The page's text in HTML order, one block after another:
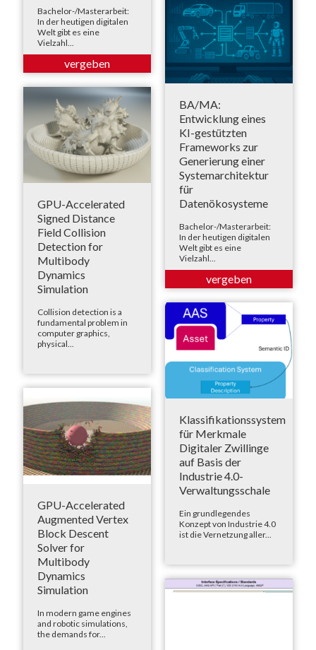
Bachelor-/Masterarbeit:
In der heutigen digitalen
Welt gibt es eine
Vielzahl...
BA/MA:
Entwicklung eines
KI-gestützten
Frameworks zur
Generierung einer
Systemarchitektur
für
Datenökosysteme
Bachelor-/Masterarbeit:
In der heutigen digitalen
Welt gibt es eine
Vielzahl...
GPU-Accelerated
Signed Distance
Field Collision
Detection for
Multibody
Dynamics
Simulation
Collision detection is a
fundamental problem in
computer graphics,
physical...
Klassifikationssystem
für Merkmale
Digitaler Zwillinge
auf Basis der
Industrie 4.0-
Verwaltungsschale
Ein grundlegendes
Konzept von Industrie 4.0
ist die Vernetzung aller...
GPU-Accelerated
Augmented Vertex
Block Descent
Solver for
Multibody
Dynamics
Simulation
In modern game engines
and robotic simulations,
the demands for...